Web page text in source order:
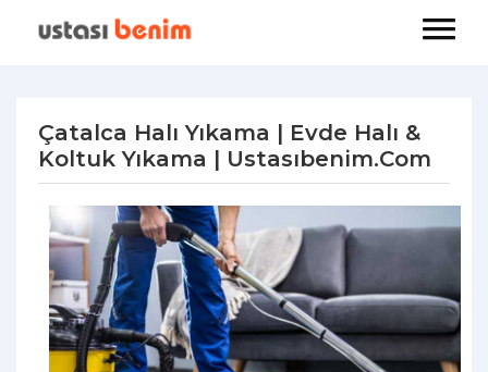
Çatalca Halı Yıkama | Evde Halı &
Koltuk Yıkama | Ustasıbenim.com